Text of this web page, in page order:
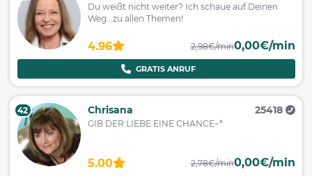
Du weißt nicht weiter? Ich schaue auf Deinen
Weg...zu allen Themen!
4.96 2,98€/min0,00€/min
GRATIS ANRUF
42 Chrisana 25418
GIB DER LIEBE EINE CHANCE~*
5.00 2,78€/min0,00€/min